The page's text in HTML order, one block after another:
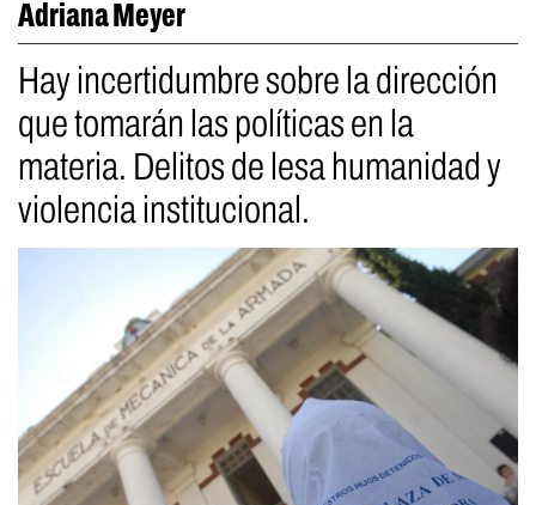
Adriana Meyer
Hay incertidumbre sobre la dirección
que tomarán las políticas en la
materia. Delitos de lesa humanidad y
violencia institucional.